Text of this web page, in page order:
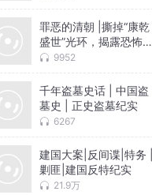
罪恶的清朝 |撕掉“康乾
盛世”光环，揭露恐怖的
专制9952
千年盗墓史话 | 中国盗
墓史 | 正史盗墓纪实
6267
建国大案|反间谍|特务 |
剿匪|建国反特纪实
21.9万